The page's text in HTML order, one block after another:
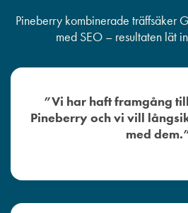
Pineberry kombinerade träffsäker
med SEO – resultaten lät
”Vi har haft framgång
Pineberry och vi vill
med